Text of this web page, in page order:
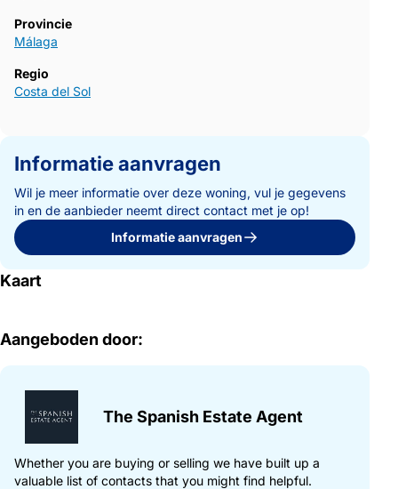
Provincie
Málaga
Regio
Costa del Sol
Informatie aanvragen
Wil je meer informatie over deze woning, vul je gegevens
in en de aanbieder neemt direct contact met je op!
Informatie aanvragen
Kaart
Aangeboden door:
The Spanish Estate Agent
Whether you are buying or selling we have built up a
valuable list of contacts that you might find helpful.